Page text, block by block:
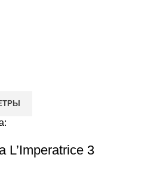
L’Imperatrice 3